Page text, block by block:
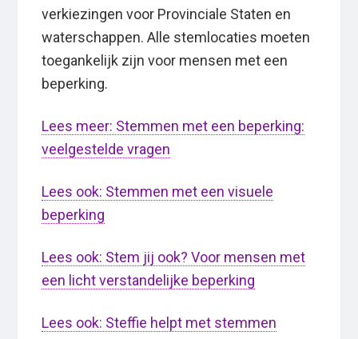
verkiezingen voor Provinciale Staten en
waterschappen. Alle stemlocaties moeten
toegankelijk zijn voor mensen met een
beperking.
Lees meer: Stemmen met een beperking:
veelgestelde vragen
Lees ook: Stemmen met een visuele
beperking
Lees ook: Stem jij ook? Voor mensen met
een licht verstandelijke beperking
Lees ook: Steffie helpt met stemmen